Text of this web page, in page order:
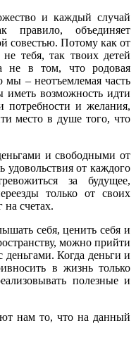
и каждый случай
объединяет
совестью. Потому как от
тебя, так твоих детей
не в том, что родовая
мы – неотъемлемая часть
иметь возможность идти
потребности и желания,
место в душе того, что
и свободными от
удовольствия от каждого
за будущее,
только от своих
на счетах.
себя, ценить себя и
можно прийти
деньгами. Когда деньги и
в жизнь только
полезные и
нам то, что на данный